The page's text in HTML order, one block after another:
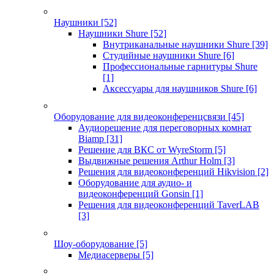
Наушники [52]
Наушники Shure [52]
Внутриканальные наушники Shure [39]
Студийные наушники Shure [6]
Профессиональные гарнитуры Shure
[1]
Аксессуары для наушников Shure [6]
Оборудование для видеоконференцсвязи [45]
Аудиорешение для переговорных комнат
Biamp [31]
Решение для ВКС от WyreStorm [5]
Выдвижные решения Arthur Holm [3]
Решения для видеоконференций Hikvision [2]
Оборудование для аудио- и
видеоконференций Gonsin [1]
Решения для видеоконференций TaverLAB
[3]
Шоу-оборудование [5]
Медиасерверы [5]